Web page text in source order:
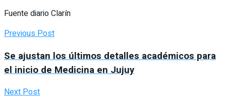
Fuente diario Clarín
Previous Post
Se ajustan los últimos detalles académicos para
el inicio de Medicina en Jujuy
Next Post